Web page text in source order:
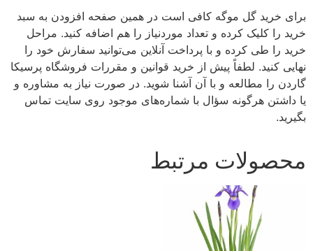
برای خرید گل موگه کافی است در همین صفحه افزودن به سبد
خرید را کلیک کرده و تعداد موردنیاز را هم اضافه کنید. مراحل
خرید را طی کرده و با پرداخت آنلاین می‌توانید سفارش خود را
نهایی کنید. لطفاً پیش از خرید قوانین و مقررات فروشگاه پرسیکا
گاردن را مطالعه و با آن آشنا شوید. در صورت نیاز به مشاوره و
یا داشتن هرگونه سؤال با شماره‌های موجود روی سایت تماس
بگیرید.
محصولات مرتبط